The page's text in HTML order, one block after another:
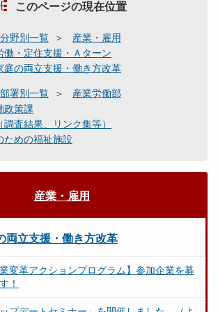
このページの現在位置
分野別一覧
産業・雇用
働・定住支援・Ａターン
庭の両立支援・働き方改革
部署別一覧
産業労働部
政策課
調査結果、リンク集等）
ための福祉施設
産業・雇用
両立支援・働き方改革
業変革アクションプログラム】参加企業を募
！